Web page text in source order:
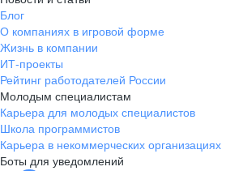
Блог
О компаниях в игровой форме
Жизнь в компании
ИТ-проекты
Рейтинг работодателей России
Молодым специалистам
Карьера для молодых специалистов
Школа программистов
Карьера в некоммерческих организациях
Боты для уведомлений